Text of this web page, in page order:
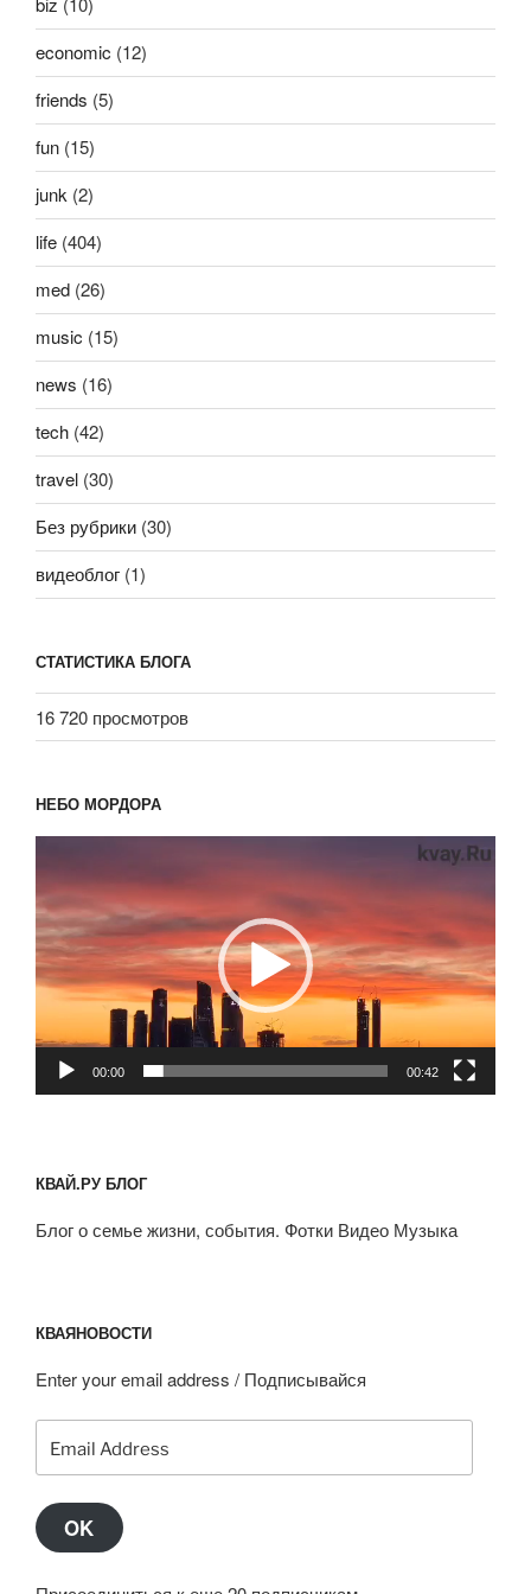
economic (12)
friends (5)
fun (15)
junk (2)
life (404)
med (26)
music (15)
news (16)
tech (42)
travel (30)
Без рубрики (30)
видеоблог (1)
СТАТИСТИКА БЛОГА
16 720 просмотров
НЕБО МОРДОРА
00:00 00:42
КВАЙ.РУ БЛОГ
Блог о семье жизни, события. Фотки Видео Музыка
КВАЯНОВОСТИ
Enter your email address / Подписывайся
Address
OK